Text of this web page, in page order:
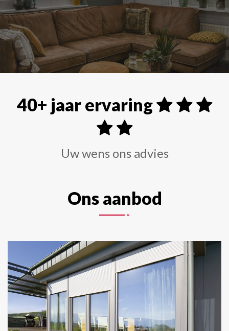
Alle soorten raamdecoraties zoals shutters,
40+ jaar ervaring
Uw wens ons advies
Ons aanbod